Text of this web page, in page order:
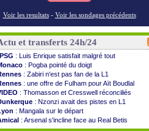
Voir les resultats - Voir les sondages précédents
et transferts 24h/24
PSG : Luis Enrique satisfait malgré tout
: Pogba pointé du doigt
: Zabiri n'est pas fan de la L1
: une offre de Fulham pour Aït Boudlal
: Thomasson et Cresswell réconciliés
: Nzonzi avait des pistes en L1
: Mangala sur le départ
: Arsenal s'incline face au Real Betis
: lourde défaite pour le PSG